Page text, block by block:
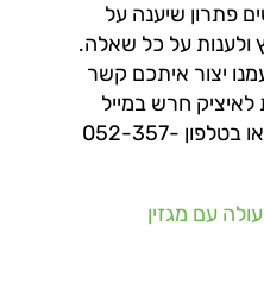
פתרון שיענה על
ולענות על כל שאלה.
יצור איתכם קשר
לאיציק חרש במייל
או בטלפון 052-357-
עם מגזין